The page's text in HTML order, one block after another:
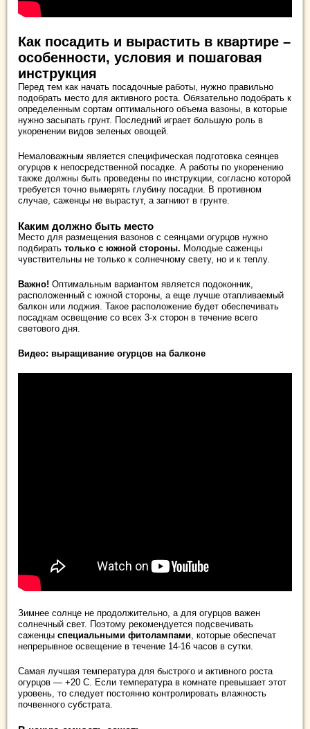
Как посадить и вырастить в квартире –
особенности, условия и пошаговая
инструкция
Перед тем как начать посадочные работы, нужно правильно
подобрать место для активного роста. Обязательно подобрать к
определенным сортам оптимального объема вазоны, в которые
нужно засыпать грунт. Последний играет большую роль в
укоренении видов зеленых овощей.
Немаловажным является специфическая подготовка сеянцев
огурцов к непосредственной посадке. А работы по укоренению
также должны быть проведены по инструкции, согласно которой
требуется точно вымерять глубину посадки. В противном
случае, саженцы не вырастут, а загниют в грунте.
Каким должно быть место
Место для размещения вазонов с сеянцами огурцов нужно
подбирать только с южной стороны. Молодые саженцы
чувствительны не только к солнечному свету, но и к теплу.
Важно! Оптимальным вариантом является подоконник,
расположенный с южной стороны, а еще лучше отапливаемый
балкон или лоджия. Такое расположение будет обеспечивать
посадкам освещение со всех 3-х сторон в течение всего
светового дня.
Видео: выращивание огурцов на балконе
Зимнее солнце не продолжительно, а для огурцов важен
солнечный свет. Поэтому рекомендуется подсвечивать
саженцы специальными фитолампами, которые обеспечат
непрерывное освещение в течение 14-16 часов в сутки.
Самая лучшая температура для быстрого и активного роста
огурцов — +20 С. Если температура в комнате превышает этот
уровень, то следует постоянно контролировать влажность
почвенного субстрата.